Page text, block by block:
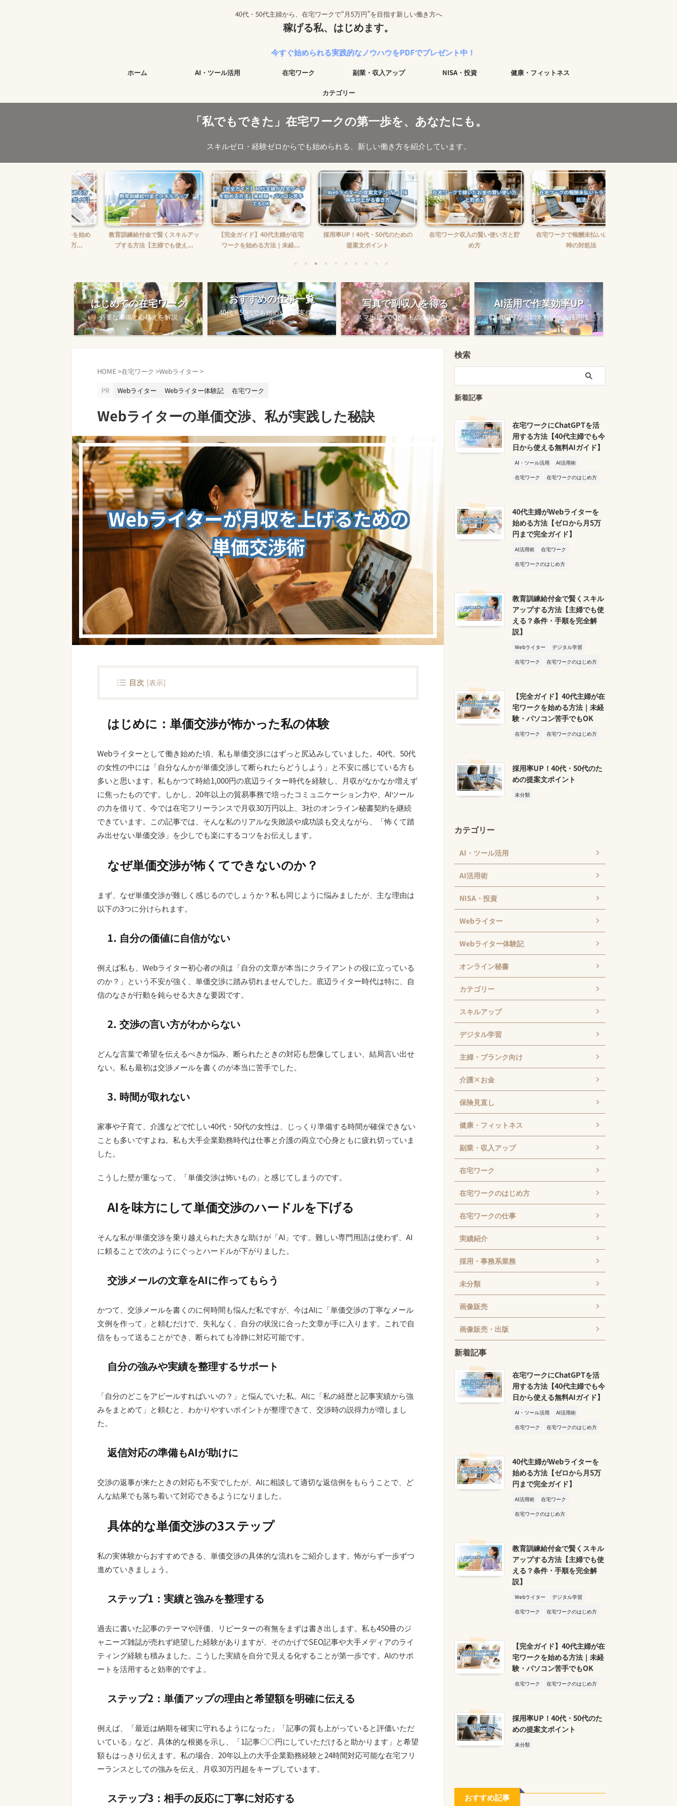
40代・50代主婦から、在宅ワークで“月5万円”を目指す新しい働き方へ
稼げる私、はじめます。
今すぐ始められる実践的なノウハウをPDFでプレゼント中！
ホーム AI・ツール活用 在宅ワーク 副業・収入アップ NISA・投資 健康・フィットネス
カテゴリー
「私でもできた」在宅ワークの第一歩を、あなたにも。
スキルゼロ・経験ゼロからでも始められる、新しい働き方を紹介しています。
教育訓練給付金で賢くスキルアッ
プする方法【主婦でも使え...
【完全ガイド】40代主婦が在宅
ワークを始める方法｜未経...
採用率UP！40代・50代のための
提案文ポイント
在宅ワーク収入の賢い使い方と貯
在宅ワークで報酬未払いに困った
時の対処法
はじめての在宅ワーク
必要な準備と心構えを解説
おすすめの仕事一覧
40代・50代でも始めやすい案件を紹
介
写真で副収入を得る
スマホ1つでOK！私の実績とコツ
AI活用で作業効率UP
ChatGPTなどの無料ツール活用法
HOME >在宅ワーク >Webライター >
PR
Webライター Webライター体験記 在宅ワーク
Webライターの単価交渉、私が実践した秘訣
目次 [表示]
はじめに：単価交渉が怖かった私の体験
Webライターとして働き始めた頃、私も単価交渉にはずっと尻込みしていました。40代、50代
の女性の中には「自分なんかが単価交渉して断られたらどうしよう」と不安に感じている方も
多いと思います。私もかつて時給1,000円の底辺ライター時代を経験し、月収がなかなか増えず
に焦ったものです。しかし、20年以上の貿易事務で培ったコミュニケーション力や、AIツール
の力を借りて、今では在宅フリーランスで月収30万円以上、3社のオンライン秘書契約を継続
できています。この記事では、そんな私のリアルな失敗談や成功談も交えながら、「怖くて踏
み出せない単価交渉」を少しでも楽にするコツをお伝えします。
なぜ単価交渉が怖くてできないのか？
まず、なぜ単価交渉が難しく感じるのでしょうか？私も同じように悩みましたが、主な理由は
以下の3つに分けられます。
1. 自分の価値に自信がない
例えば私も、Webライター初心者の頃は「自分の文章が本当にクライアントの役に立っている
のか？」という不安が強く、単価交渉に踏み切れませんでした。底辺ライター時代は特に、自
信のなさが行動を鈍らせる大きな要因です。
2. 交渉の言い方がわからない
どんな言葉で希望を伝えるべきか悩み、断られたときの対応も想像してしまい、結局言い出せ
ない。私も最初は交渉メールを書くのが本当に苦手でした。
3. 時間が取れない
家事や子育て、介護などで忙しい40代・50代の女性は、じっくり準備する時間が確保できない
ことも多いですよね。私も大手企業勤務時代は仕事と介護の両立で心身ともに疲れ切っていま
した。
こうした壁が重なって、「単価交渉は怖いもの」と感じてしまうのです。
AIを味方にして単価交渉のハードルを下げる
そんな私が単価交渉を乗り越えられた大きな助けが「AI」です。難しい専門用語は使わず、AI
に頼ることで次のようにぐっとハードルが下がりました。
交渉メールの文章をAIに作ってもらう
かつて、交渉メールを書くのに何時間も悩んだ私ですが、今はAIに「単価交渉の丁寧なメール
文例を作って」と頼むだけで、失礼なく、自分の状況に合った文章が手に入ります。これで自
信をもって送ることができ、断られても冷静に対応可能です。
自分の強みや実績を整理するサポート
「自分のどこをアピールすればいいの？」と悩んでいた私。AIに「私の経歴と記事実績から強
みをまとめて」と頼むと、わかりやすいポイントが整理できて、交渉時の説得力が増しまし
た。
返信対応の準備もAIが助けに
交渉の返事が来たときの対応も不安でしたが、AIに相談して適切な返信例をもらうことで、ど
んな結果でも落ち着いて対応できるようになりました。
具体的な単価交渉の3ステップ
私の実体験からおすすめできる、単価交渉の具体的な流れをご紹介します。怖がらず一歩ずつ
進めていきましょう。
ステップ1：実績と強みを整理する
過去に書いた記事のテーマや評価、リピーターの有無をまずは書き出します。私も450冊のジ
ャニーズ雑誌が売れず絶望した経験がありますが、そのかげでSEO記事や大手メディアのライ
ティング経験も積みました。こうした実績を自分で見える化することが第一歩です。AIのサポ
ートを活用すると効率的ですよ。
ステップ2：単価アップの理由と希望額を明確に伝える
例えば、「最近は納期を確実に守れるようになった」「記事の質も上がっていると評価いただ
いている」など、具体的な根拠を示し、「1記事〇〇円にしていただけると助かります」と希望
額もはっきり伝えます。私の場合、20年以上の大手企業勤務経験と24時間対応可能な在宅フリ
ーランスとしての強みを伝え、月収30万円超をキープしています。
ステップ3：相手の反応に丁寧に対応する
検索
新着記事
在宅ワークにChatGPTを活
用する方法【40代主婦でも今
日から使える無料AIガイド】
AI・ツール活用
AI活用術
在宅ワーク
在宅ワークのはじめ方
40代主婦がWebライターを
始める方法【ゼロから月5万
円まで完全ガイド】
AI活用術
在宅ワーク
在宅ワークのはじめ方
教育訓練給付金で賢くスキル
アップする方法【主婦でも使
える？条件・手順を完全解
説】
Webライター
デジタル学習
在宅ワーク
在宅ワークのはじめ方
【完全ガイド】40代主婦が在
宅ワークを始める方法｜未経
験・パソコン苦手でもOK
在宅ワーク 在宅ワークのはじめ方
採用率UP！40代・50代のた
めの提案文ポイント
未分類
カテゴリー
AI・ツール活用
AI活用術
NISA・投資
Webライター
Webライター体験記
オンライン秘書
カテゴリー
スキルアップ
デジタル学習
主婦・ブランク向け
介護×お金
保険見直し
健康・フィットネス
副業・収入アップ
在宅ワーク
在宅ワークのはじめ方
在宅ワークの仕事
実績紹介
採用・事務系業務
未分類
画像販売
画像販売・出版
新着記事
在宅ワークにChatGPTを活
用する方法【40代主婦でも今
日から使える無料AIガイド】
AI・ツール活用
AI活用術
在宅ワーク
在宅ワークのはじめ方
40代主婦がWebライターを
始める方法【ゼロから月5万
円まで完全ガイド】
AI活用術
在宅ワーク
在宅ワークのはじめ方
教育訓練給付金で賢くスキル
アップする方法【主婦でも使
える？条件・手順を完全解
説】
Webライター
デジタル学習
在宅ワーク
在宅ワークのはじめ方
【完全ガイド】40代主婦が在
宅ワークを始める方法｜未経
験・パソコン苦手でもOK
在宅ワーク 在宅ワークのはじめ方
採用率UP！40代・50代のた
めの提案文ポイント
未分類
おすすめ記事